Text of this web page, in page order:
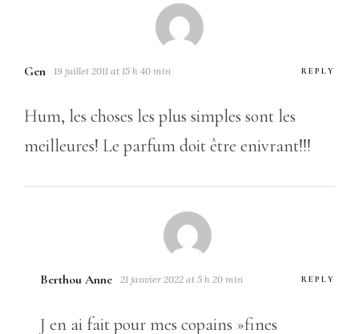
Gen 19 juillet 2011 at 15 h 40 min REPLY
Hum, les choses les plus simples sont les
meilleures! Le parfum doit être enivrant!!!
Berthou Anne 21 janvier 2022 at 5 h 20 min REPLY
J en ai fait pour mes copains »fines